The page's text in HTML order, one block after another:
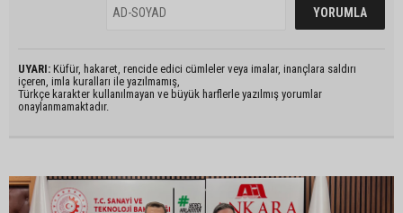
UYARI: Küfür, hakaret, rencide edici cümleler veya imalar, inançlara saldırı
içeren, imla kuralları ile yazılmamış,
Türkçe karakter kullanılmayan ve büyük harflerle yazılmış yorumlar
onaylanmamaktadır.